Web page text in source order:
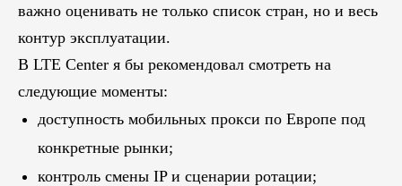
важно оценивать не только список стран, но и весь
контур эксплуатации.
В LTE Center я бы рекомендовал смотреть на
следующие моменты:
доступность мобильных прокси по Европе под
конкретные рынки;
контроль смены IP и сценарии ротации;
ПЕРЕЙТИ В БЛОГ